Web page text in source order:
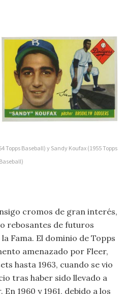
Topps Baseball) y Sandy Koufax (1955 Topps
Baseball)
cromos de gran interés,
rebosantes de futuros
Fama. El dominio de Topps
amenazado por Fleer,
hasta 1963, cuando se vio
tras haber sido llevado a
1960 y 1961, debido a los